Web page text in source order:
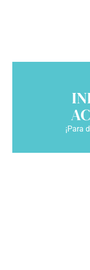
¡Para